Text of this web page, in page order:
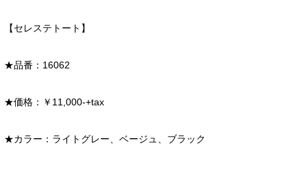
【セレステトート】
★品番：16062
★価格：￥11,000-+tax
★カラー：ライトグレー、ベージュ、ブラック